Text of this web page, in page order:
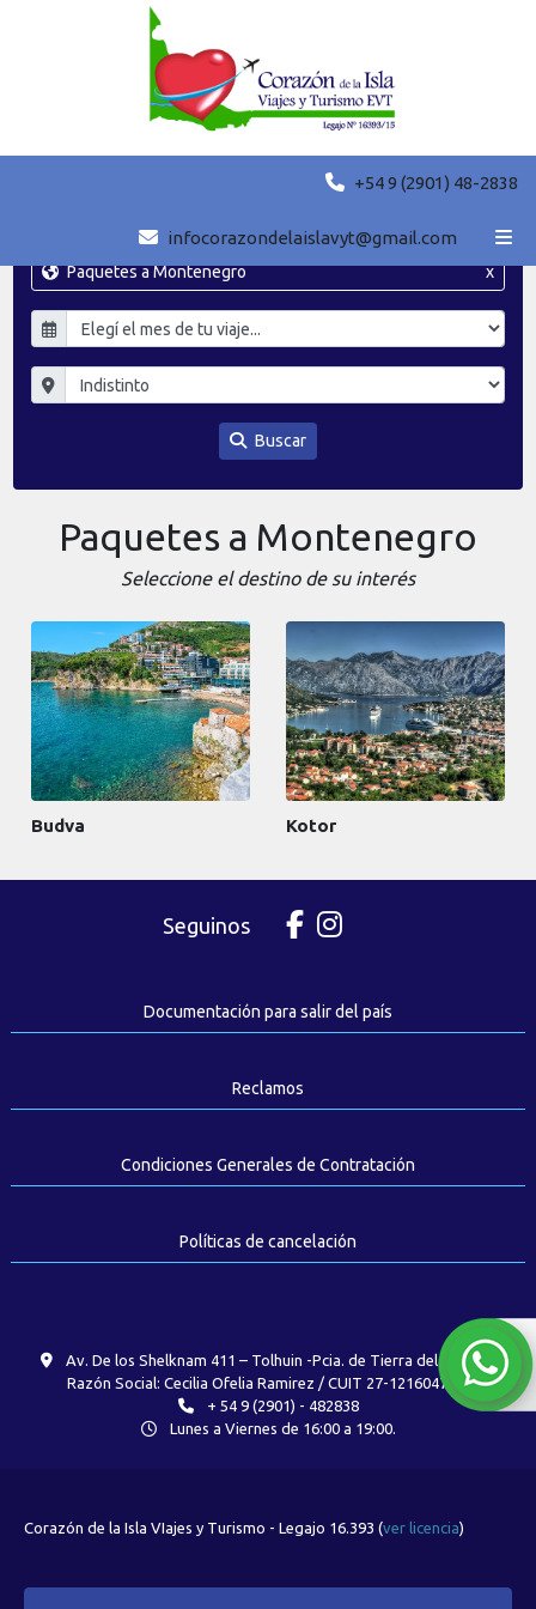
+54 9 (2901) 48-2838
infocorazondelaislavyt@gmail.com
Paquetes a Montenegro x
Buscar
Paquetes a Montenegro
Seleccione el destino de su interés
Budva Kotor
Seguinos
Documentación para salir del país
Reclamos
Condiciones Generales de Contratación
Políticas de cancelación
Av. De los Shelknam 411 – Tolhuin -Pcia. de Tierra del Fuego -
Razón Social: Cecilia Ofelia Ramirez / CUIT 27-12160470-7
+ 54 9 (2901) - 482838
Lunes a Viernes de 16:00 a 19:00.
Corazón de la Isla VIajes y Turismo - Legajo 16.393 (ver licencia)